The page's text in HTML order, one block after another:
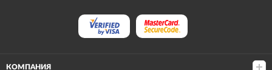
КОМПАНИЯ